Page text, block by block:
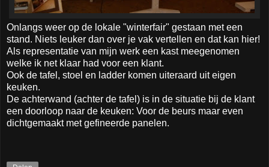
Onlangs weer op de lokale "winterfair" gestaan met een
stand. Niets leuker dan over je vak vertellen en dat kan hier!
Als representatie van mijn werk een kast meegenomen
welke ik net klaar had voor een klant.
Ook de tafel, stoel en ladder komen uiteraard uit eigen
keuken.
De achterwand (achter de tafel) is in de situatie bij de klant
een doorloop naar de keuken: Voor de beurs maar even
dichtgemaakt met gefineerde panelen.